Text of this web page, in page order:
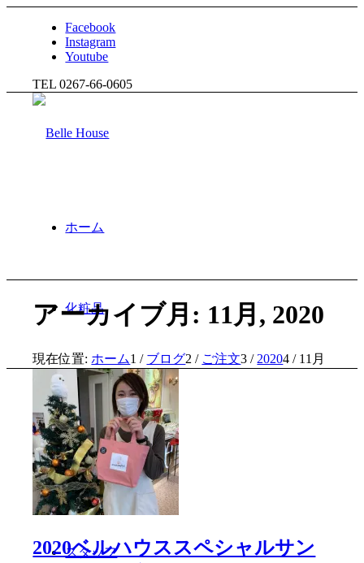
Facebook
Instagram
Youtube
TEL 0267-66-0605
ホーム
化粧品
メイクアップ
肌カウンセリング
スタッフ
アーカイブ月: 11月, 2020
現在位置: ホーム1 / ブログ2 / ご注文3 / 20204 / 11月
2020ベルハウススペシャルサン